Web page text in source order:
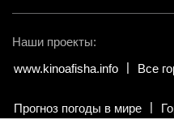
Наши проекты:
www.kinoafisha.info
Все
Прогноз погоды в мире